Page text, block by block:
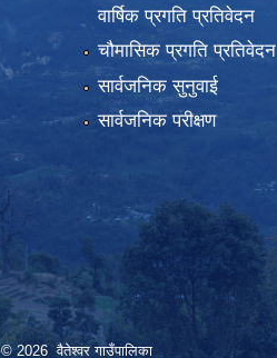
वार्षिक प्रगति प्रतिवेदन
चौमासिक प्रगति प्रतिवेदन
सार्वजनिक सुनुवाई
सार्वजनिक परीक्षण
© 2026 वैतेश्वर गाउँपालिका